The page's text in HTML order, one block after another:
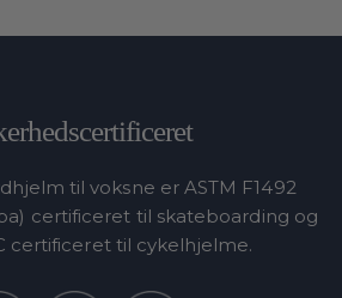
til voksne er ASTM F1492
certificeret til skateboarding og
certificeret til cykelhjelme.